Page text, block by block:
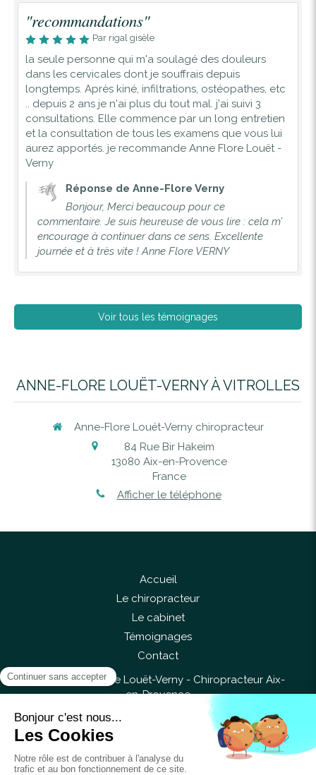
"recommandations"
Par rigal gisèle
la seule personne qui m'a soulagé des douleurs
dans les cervicales dont je souffrais depuis
longtemps. Après kiné, infiltrations, ostéopathes, etc
.. depuis 2 ans je n'ai plus du tout mal. j'ai suivi 3
consultations. Elle commence par un long entretien
et la consultation de tous les examens que vous lui
aurez apportés. je recommande Anne Flore Louët -
Verny
Réponse de Anne-Flore Verny
Bonjour, Merci beaucoup pour ce
commentaire. Je suis heureuse de vous lire : cela m’
encourage à continuer dans ce sens. Excellente
journée et à très vite ! Anne Flore VERNY
Voir tous les témoignages
ANNE-FLORE LOUËT-VERNY À VITROLLES
Anne-Flore Louët-Verny chiropracteur
84 Rue Bir Hakeim
13080 Aix-en-Provence
France
Afficher le téléphone
Accueil
Le chiropracteur
Le cabinet
Témoignages
Contact
©2017 Anne-Flore Louët-Verny - Chiropracteur Aix-
en-Provence
Mentions légales